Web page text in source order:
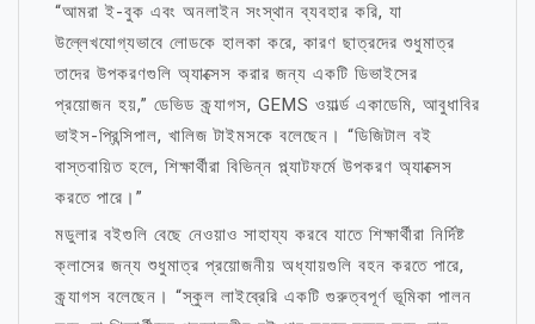
“আমরা ই-বুক এবং অনলাইন সংস্থান ব্যবহার করি, যা
উল্লেখযোগ্যভাবে লোডকে হালকা করে, কারণ ছাত্রদের শুধুমাত্র
তাদের উপকরণগুলি অ্যাক্সেস করার জন্য একটি ডিভাইসের
প্রয়োজন হয়,” ডেভিড ক্র্যাগস, GEMS ওয়ার্ল্ড একাডেমি, আবুধাবির
ভাইস-প্রিন্সিপাল, খালিজ টাইমসকে বলেছেন। “ডিজিটাল বই
বাস্তবায়িত হলে, শিক্ষার্থীরা বিভিন্ন প্ল্যাটফর্মে উপকরণ অ্যাক্সেস
করতে পারে।”
মডুলার বইগুলি বেছে নেওয়াও সাহায্য করবে যাতে শিক্ষার্থীরা নির্দিষ্ট
ক্লাসের জন্য শুধুমাত্র প্রয়োজনীয় অধ্যায়গুলি বহন করতে পারে,
ক্র্যাগস বলেছেন। “স্কুল লাইব্রেরি একটি গুরুত্বপূর্ণ ভূমিকা পালন